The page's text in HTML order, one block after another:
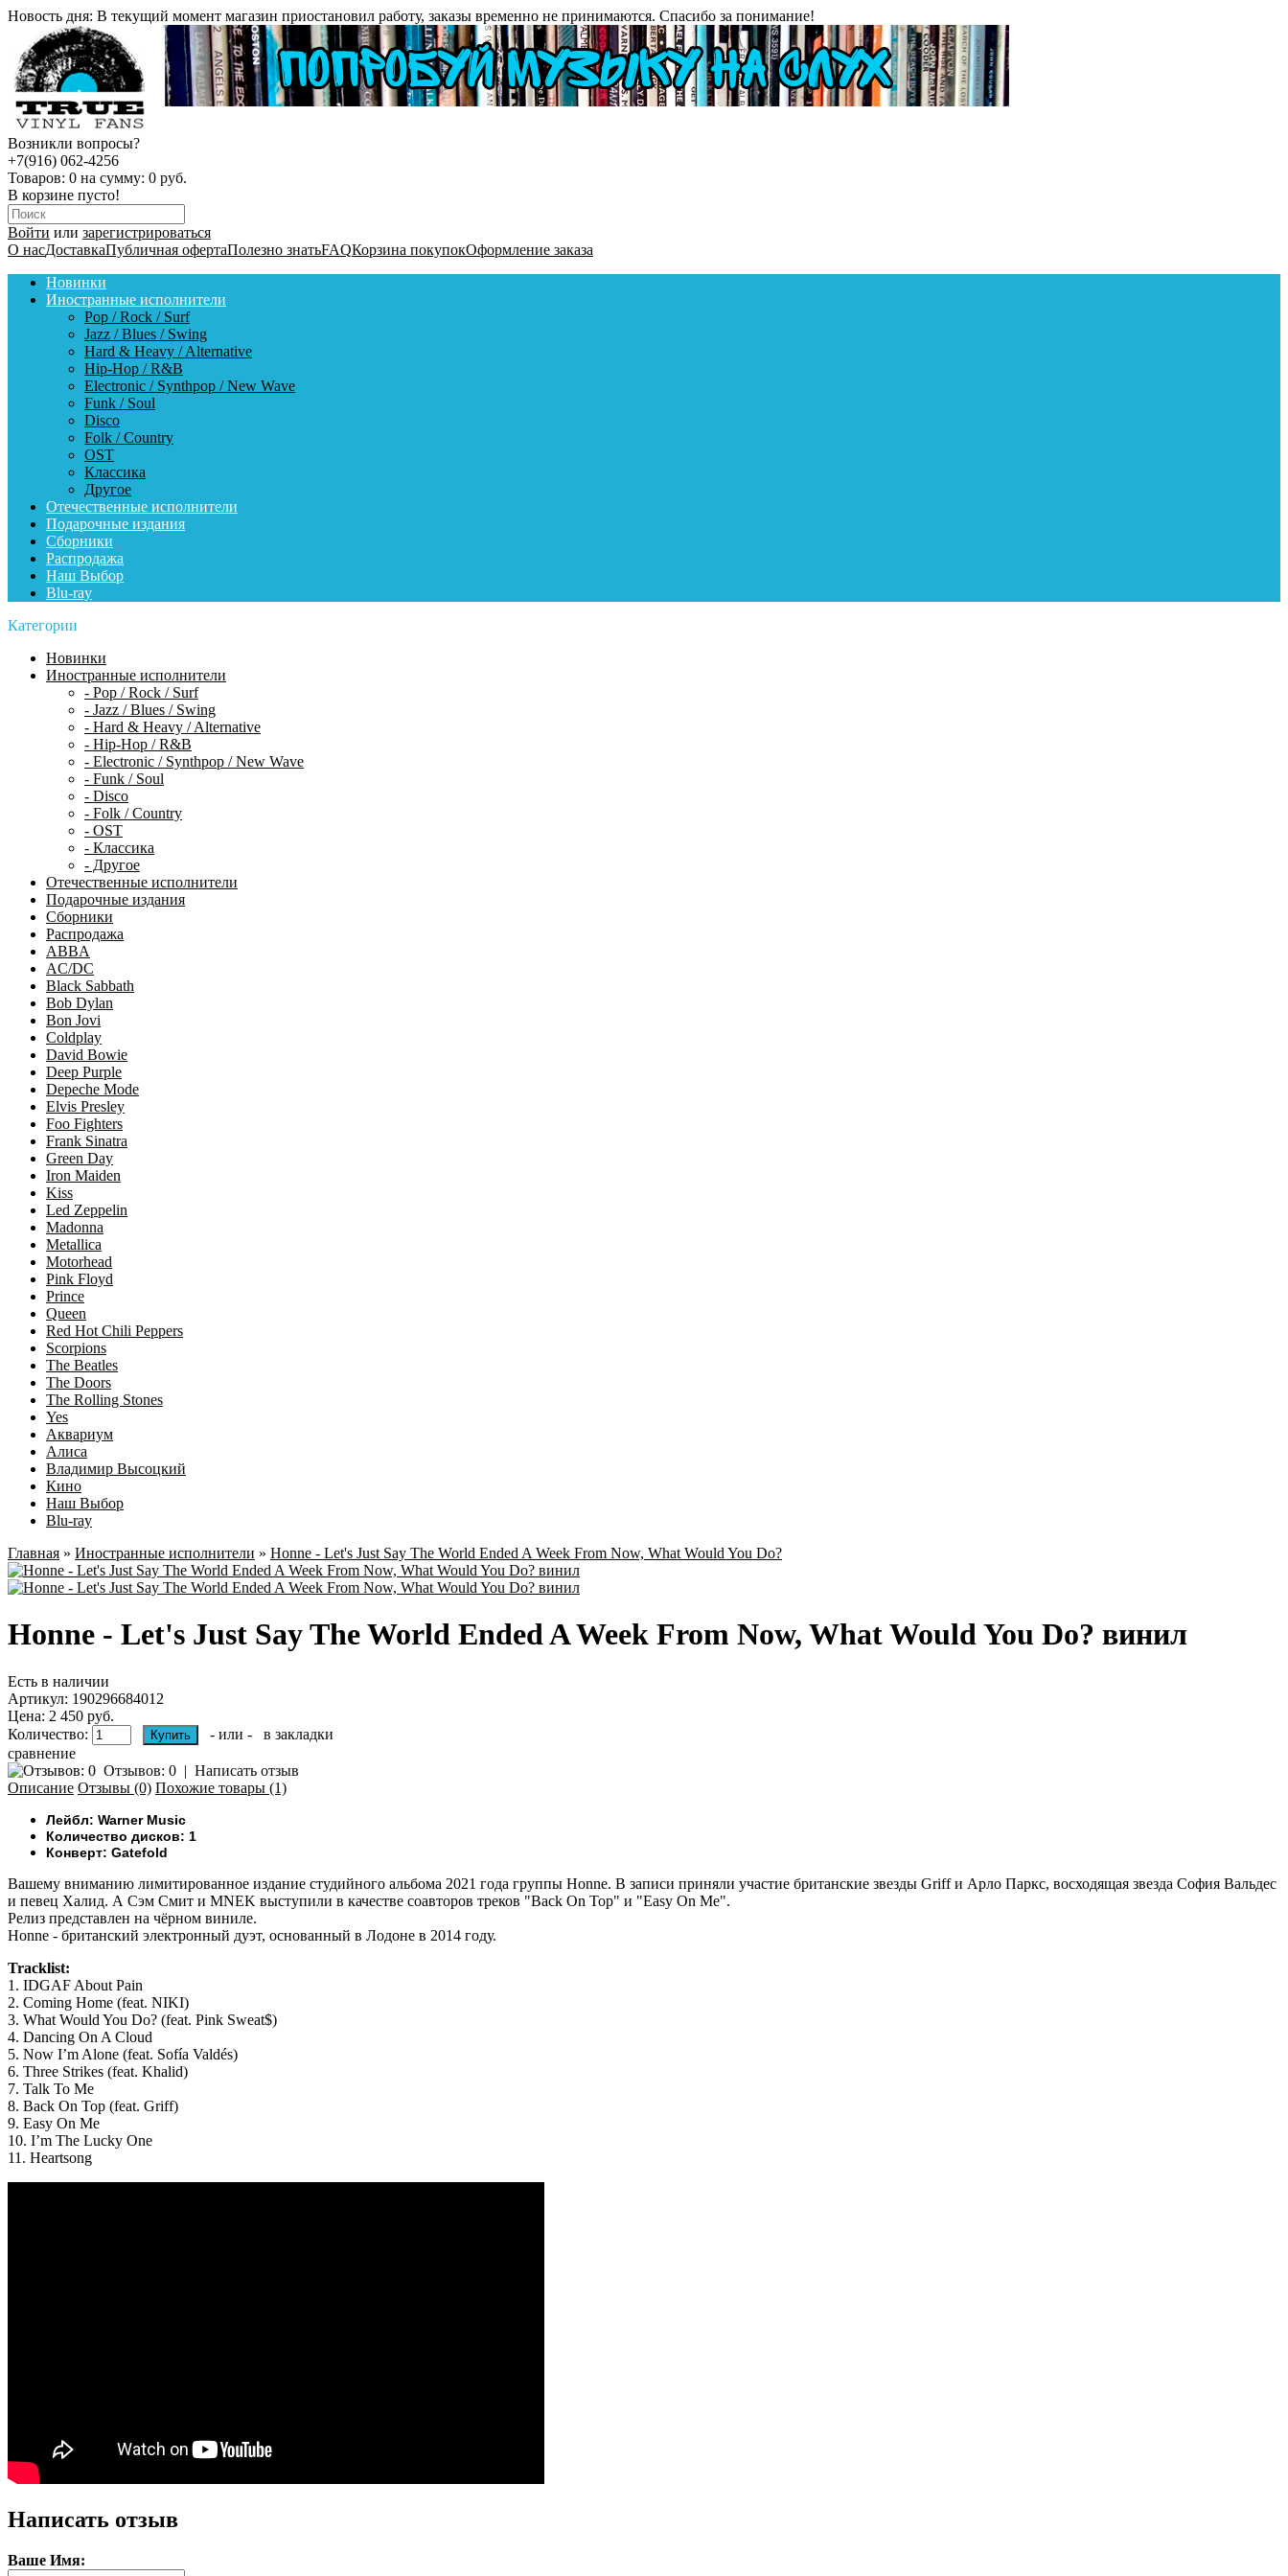
Новость дня: В текущий момент магазин приостановил работу, заказы временно не принимаются. Спасибо за понимание!
Возникли вопросы?
+7(916) 062-4256
Товаров: 0 на сумму: 0 руб.
В корзине пусто!
Войти или зарегистрироваться
О насДоставкаПубличная офертаПолезно знатьFAQКорзина покупокОформление заказа
Новинки
Иностранные исполнители
Pop / Rock / Surf
Jazz / Blues / Swing
Hard & Heavy / Alternative
Hip-Hop / R&B
Electronic / Synthpop / New Wave
Funk / Soul
Disco
Folk / Country
OST
Классика
Другое
Отечественные исполнители
Подарочные издания
Сборники
Распродажа
Наш Выбор
Blu-ray
Категории
Новинки
Иностранные исполнители
- Pop / Rock / Surf
- Jazz / Blues / Swing
- Hard & Heavy / Alternative
- Hip-Hop / R&B
- Electronic / Synthpop / New Wave
- Funk / Soul
- Disco
- Folk / Country
- OST
- Классика
- Другое
Отечественные исполнители
Подарочные издания
Сборники
Распродажа
ABBA
AC/DC
Black Sabbath
Bob Dylan
Bon Jovi
Coldplay
David Bowie
Deep Purple
Depeche Mode
Elvis Presley
Foo Fighters
Frank Sinatra
Green Day
Iron Maiden
Kiss
Led Zeppelin
Madonna
Metallica
Motorhead
Pink Floyd
Prince
Queen
Red Hot Chili Peppers
Scorpions
The Beatles
The Doors
The Rolling Stones
Yes
Аквариум
Алиса
Владимир Высоцкий
Кино
Наш Выбор
Blu-ray
Главная » Иностранные исполнители » Honne - Let's Just Say The World Ended A Week From Now, What Would You Do?
Honne - Let's Just Say The World Ended A Week From Now, What Would You Do? винил
Есть в наличии
Артикул: 190296684012
Цена: 2 450 руб.
Количество:
- или -
в закладки
сравнение
Отзывов: 0 | Написать отзыв
Описание Отзывы (0) Похожие товары (1)
Лейбл: Warner Music
Количество дисков: 1
Конверт: Gatefold
Вашему вниманию лимитированное издание студийного альбома 2021 года группы Honne. В записи приняли участие британские звезды Griff и Арло Паркс, восходящая звезда София Вальдес
и певец Халид. А Сэм Смит и MNEK выступили в качестве соавторов треков "Back On Top" и "Easy On Me".
Релиз представлен на чёрном виниле.
Honne - британский электронный дуэт, основанный в Лодоне в 2014 году.
Tracklist:
1. IDGAF About Pain
2. Coming Home (feat. NIKI)
3. What Would You Do? (feat. Pink Sweat$)
4. Dancing On A Cloud
5. Now I’m Alone (feat. Sofía Valdés)
6. Three Strikes (feat. Khalid)
7. Talk To Me
8. Back On Top (feat. Griff)
9. Easy On Me
10. I’m The Lucky One
11. Heartsong
Написать отзыв
Ваше Имя: